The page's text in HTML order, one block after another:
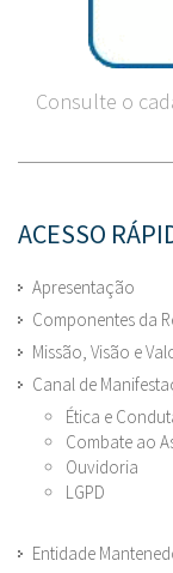
Consulte o
ACESSO
Apresentação
Componentes da
Missão, Visão e
Canal de
Ética e
Combate ao
Ouvidoria
LGPD
Entidade